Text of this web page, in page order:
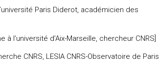
Paris Diderot, académicien des
l’université d’Aix-Marseille, chercheur CNRS]
CNRS, LESIA CNRS-Observatoire de Paris